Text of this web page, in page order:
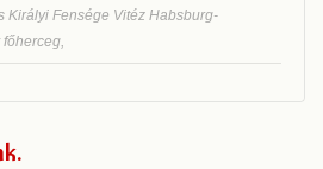
Királyi Fensége Vitéz Habsburg-